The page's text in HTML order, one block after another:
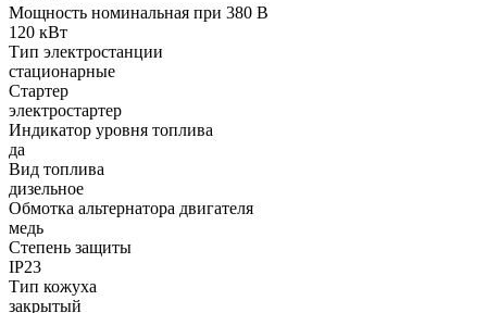
Мощность номинальная при 380 В
120 кВт
Тип электростанции
стационарные
Стартер
электростартер
Индикатор уровня топлива
да
Вид топлива
дизельное
Обмотка альтернатора двигателя
медь
Степень защиты
IP23
Тип кожуха
закрытый